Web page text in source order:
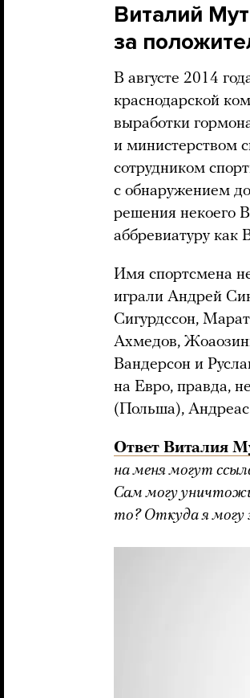
Виталий
за
В августе 2014
краснодарской
выработки
и министерством
сотрудником
с обнаружением
решения некоего
аббревиатуру как
Имя спортсмена
играли Андрей
Сигурдссон,
Ахмедов,
Вандерсон и
на Евро, правда,
(Польша),
Ответ Виталия
на меня могут
Сам могу
то? Откуда я могу